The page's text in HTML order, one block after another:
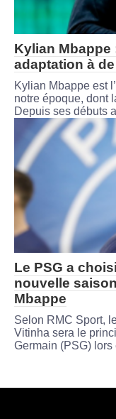
Kylian Mbappe
adaptation à
Kylian Mbappe est
notre époque, dont
Depuis ses débuts
Le PSG a
nouvelle
Mbappe
Selon RMC Sport,
Vitinha sera le
Germain (PSG)